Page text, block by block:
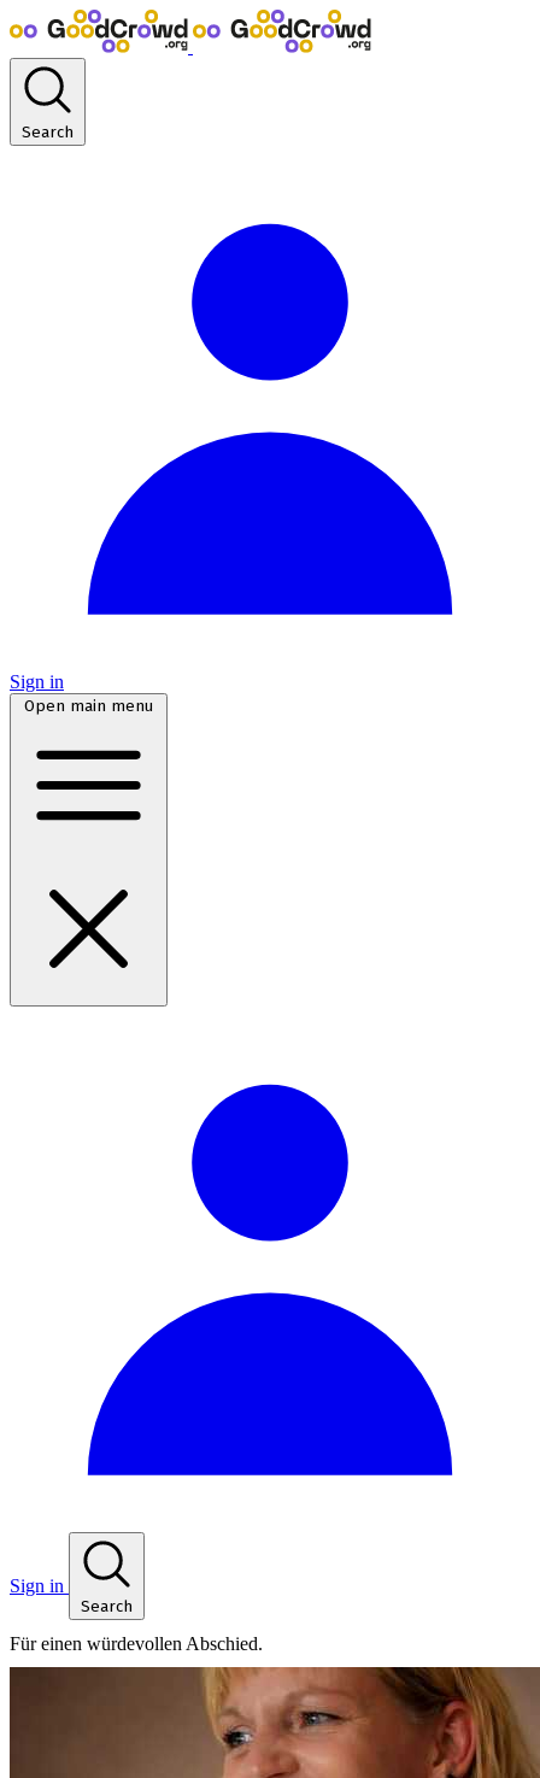
Search
Sign in
Open main menu
Sign in
Search
Für einen würdevollen Abschied.